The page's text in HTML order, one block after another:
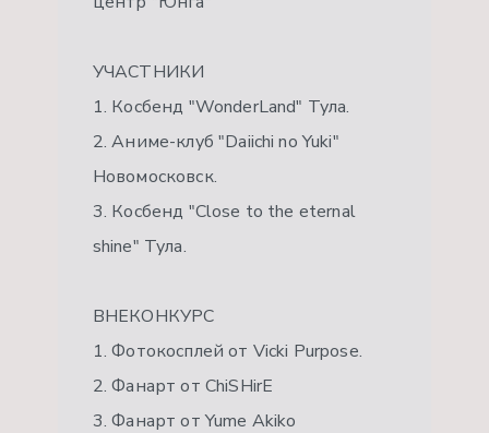
УЧАСТНИКИ
1. Косбенд "WonderLand" Тула.
2. Аниме-клуб "Daiichi no Yuki"
Новомосковск.
3. Косбенд "Close to the eternal
shine" Тула.
ВНЕКОНКУРС
1. Фотокосплей от Vicki Purpose.
2. Фанарт от ChiSHirE
3. Фанарт от Yume Akiko